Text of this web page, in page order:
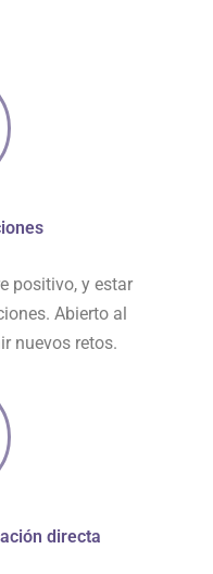
positivo, y estar
Abierto al
nuevos retos.
directa